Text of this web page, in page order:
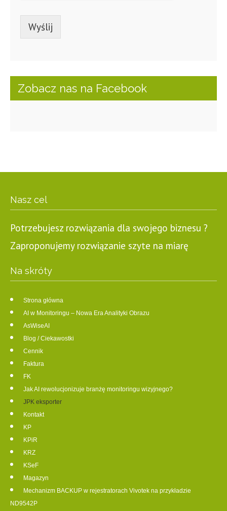
Wyślij
Zobacz nas na Facebook
Nasz cel
Potrzebujesz rozwiązania dla swojego biznesu ?
Zaproponujemy rozwiązanie szyte na miarę
Na skróty
Strona główna
AI w Monitoringu – Nowa Era Analityki Obrazu
AsWiseAI
Blog / Ciekawostki
Cennik
Faktura
FK
Jak AI rewolucjonizuje branżę monitoringu wizyjnego?
JPK eksporter
Kontakt
KP
KPiR
KRZ
KSeF
Magazyn
Mechanizm BACKUP w rejestratorach Vivotek na przykładzie
ND9542P